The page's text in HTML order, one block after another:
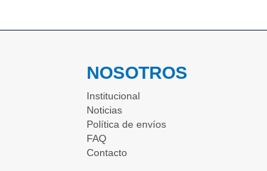
NOSOTROS
Institucional
Noticias
Política de envíos
FAQ
Contacto